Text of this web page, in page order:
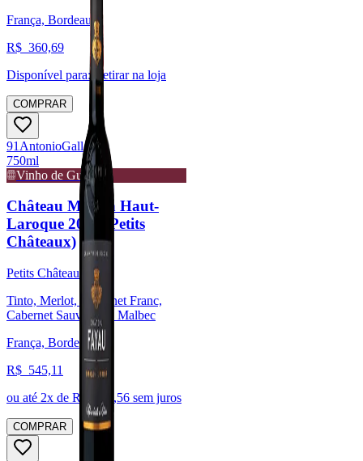
França, Bordeaux
R$ 360,69
Disponível para:
Retirar na loja
COMPRAR
91 AntonioGalloni
750ml
Vinho de Guarda
Château Moulin Haut-
Laroque 2016 (Petits
Châteaux)
Petits Châteaux
Tinto, Merlot, Cabernet Franc,
Cabernet Sauvignon, Malbec
França, Bordeaux
R$ 545,11
ou até 2x de R$ 272,56 sem juros
COMPRAR